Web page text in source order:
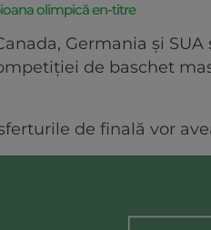
olimpică en-titre
Germania şi
de baschet
de finală vor